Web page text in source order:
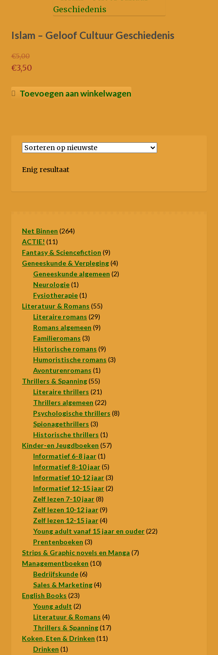
Islam – Geloof Cultuur Geschiedenis
€5,00
Oorspronkelijke
was:
€3,50
prijsToevoegen aan winkelwagen
Enig resultaat
Net Binnen 264264
ACTIE! 1111
producten
Fantasy & Sciencefiction 99
producten
Geneeskunde & Verpleging 44
producten
Geneeskunde algemeen 22
Neurologie 11
product
Fysiotherapie 11
product
Literatuur & Romans 5555
Literaire romans 2929
producten
Romans algemeen 99
Familieromans 33
producten
Historische romans 99
producten
Humoristische romans 33
Avonturenromans 11
product
Thrillers & Spanning 5555
producten
Literaire thrillers 2121
producten
Thrillers algemeen 2222
producten
Psychologische thrillers 88
Spionagethrillers 33
producten
Historische thrillers 11
product
Kinder-en Jeugdboeken 5757
Informatief 6-8 jaar 11
product
Informatief 8-10 jaar 55
producten
Informatief 10-12 jaar 33
producten
Informatief 12-15 jaar 22
Zelf lezen 7-10 jaar 88
producten
Zelf lezen 10-12 jaar 99
producten
Zelf lezen 12-15 jaar 44
producten
Young adult vanaf 15 jaar en ouder 2222
Prentenboeken 33
producten
Strips & Graphic novels en Manga 77
Managementboeken 1010
Bedrijfskunde 66
producten
Sales & Marketing 44
English Books 2323
producten
Young adult 22
producten
Literatuur & Romans 44
producten
Thrillers & Spanning 1717
Koken, Eten & Drinken 1111
Drinken 11